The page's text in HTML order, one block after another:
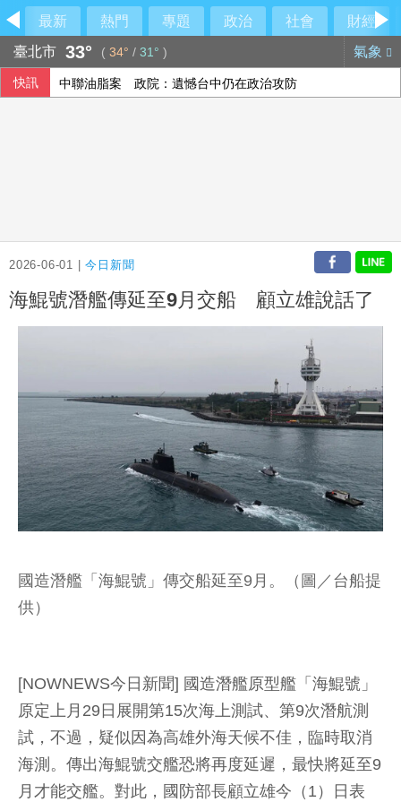
最新 熱門 專題 政治 社會
財經
臺北市 33° ( 34° / 31° ) 氣象
快訊 中聯油脂案 政院：遺憾台中仍在政治攻防
2026-06-01 |今日新聞
海鯤號潛艦傳延至9月交船 顧立雄說話了
國造潛艦「海鯤號」傳交船延至9月。（圖／台船提
供）
[NOWNEWS今日新聞] 國造潛艦原型艦「海鯤號」
原定上月29日展開第15次海上測試、第9次潛航測
試，不過，疑似因為高雄外海天候不佳，臨時取消
海測。傳出海鯤號交艦恐將再度延遲，最快將延至9
月才能交艦。對此，國防部長顧立雄今（1）日表